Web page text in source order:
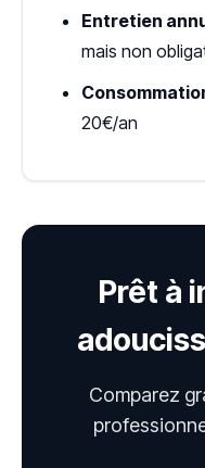
Entretien
mais non
20€/an
Prêt à
Comparez